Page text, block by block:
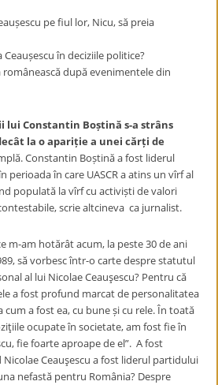
pe fiul lor, Nicu, să preia
în deciziile politice?
după evenimentele din
luiConstantin Boștină s-a strâns
la o apariție a unei cărți de
Constantin Boștină a fost liderul
perioada în care UASCR a atins un vîrf al
populată la vîrf cu activiști de valori
scrie altcineva ca jurnalist.
m-am hotărât acum, la peste 30 de ani
să vorbesc într-o carte despre statutul
al lui Nicolae Ceauşescu? Pentru că
a fost profund marcat de personalitatea
cum a fost ea, cu bune și cu rele. În toată
ocupate în societate, am fost fie în
fie foarte aproape de el”. A fost
Nicolae Ceauşescu a fost liderul partidului
nefastă pentru România? Despre